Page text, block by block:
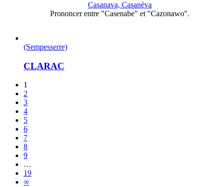
Casanava, Casanèva
Prononcer entre "Casenabe" et "Cazonawo".
(Sempesserre)
CLARAC
1
2
3
4
5
6
7
8
9
…
19
∞